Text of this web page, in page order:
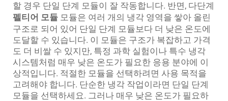
할 경우 단일 단계 모듈이 잘 작동합니다. 반면, 다단계
펠티어 모듈 모듈은 여러 개의 냉각 영역을 쌓아 올린
구조로 되어 있어 단일 단계 모듈보다 더 낮은 온도에
도달할 수 있습니다. 이 모듈은 구조가 복잡하고 가격
도 더 비쌀 수 있지만, 특정 과학 실험이나 특수 냉각
시스템처럼 매우 낮은 온도가 필요한 응용 분야에 이
상적입니다. 적절한 모듈을 선택하려면 사용 목적을
고려해야 합니다. 단순한 냉각 작업이라면 단일 단계
모듈을 선택하세요. 그러나 매우 낮은 온도가 필요하